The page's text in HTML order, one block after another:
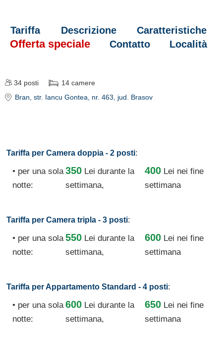
Tariffa Descrizione Caratteristiche
Offerta speciale Contatto Località
34 posti 14 camere
Bran, str. Iancu Gontea, nr. 463, jud. Brasov
Tariffa per Camera doppia - 2 posti:
• per una sola
notte:
350 Lei durante la
settimana,
400 Lei nei fine
settimana
Tariffa per Camera tripla - 3 posti:
• per una sola
notte:
550 Lei durante la
settimana,
600 Lei nei fine
settimana
Tariffa per Appartamento Standard - 4 posti:
• per una sola
notte:
600 Lei durante la
settimana,
650 Lei nei fine
settimana